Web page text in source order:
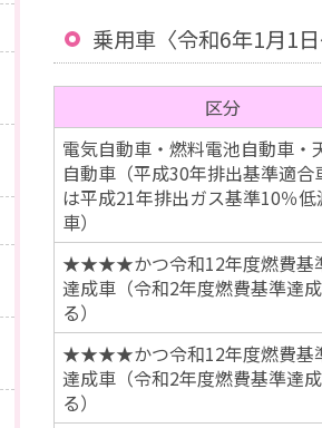
乗用車〈令和6年1月1
区分
電気自動車・燃料電池自動車・
自動車（平成30年排出基準適合
は平成21年排出ガス基準10％
車）
★★★★かつ令和12年度燃費基
達成車（令和2年度燃費基準達
る）
★★★★かつ令和12年度燃費基
達成車（令和2年度燃費基準達
る）